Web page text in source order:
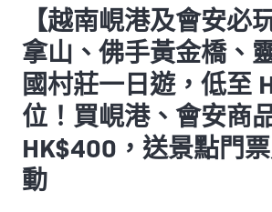
【越南峴港及會安必
拿山、佛手黃金橋、
國村莊一日遊，低至
位！買峴港、會安商
HK$400，送景點門
動